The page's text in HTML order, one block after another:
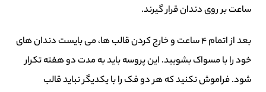
ساعت بر روی دندان قرار گیرند.
بعد از اتمام 4 ساعت و خارج کردن قالب ها، می بایست دندان های
خود را با مسواک بشویید. این پروسه باید به مدت دو هفته تکرار
شود. فراموش نکنید که هر دو فک را با یکدیگر نباید قالب